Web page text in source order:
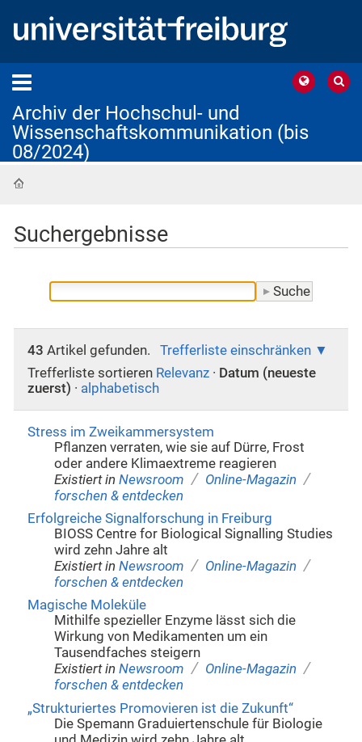
Archiv der Hochschul- und
Wissenschaftskommunikation (bis
08/2024)
Suchergebnisse
43 Artikel gefunden.
Trefferliste einschränken
Trefferliste sortieren Relevanz · Datum (neueste
zuerst) · alphabetisch
Stress im Zweikammersystem
Pflanzen verraten, wie sie auf Dürre, Frost
oder andere Klimaextreme reagieren
Existiert in Newsroom / Online-Magazin /
forschen & entdecken
Erfolgreiche Signalforschung in Freiburg
BIOSS Centre for Biological Signalling Studies
wird zehn Jahre alt
Existiert in Newsroom / Online-Magazin /
forschen & entdecken
Magische Moleküle
Mithilfe spezieller Enzyme lässt sich die
Wirkung von Medikamenten um ein
Tausendfaches steigern
Existiert in Newsroom / Online-Magazin /
forschen & entdecken
„Strukturiertes Promovieren ist die Zukunft“
Die Spemann Graduiertenschule für Biologie